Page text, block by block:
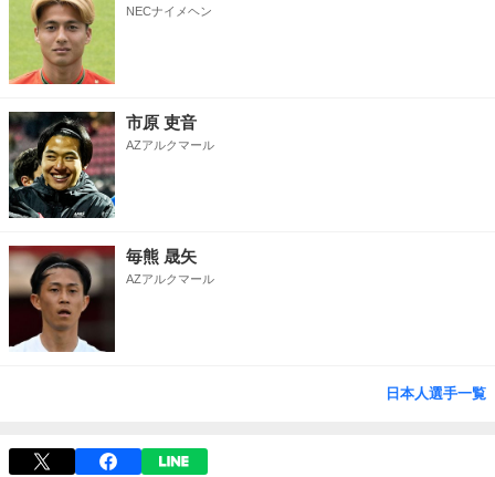
NECナイメヘン
市原 吏音
AZアルクマール
毎熊 晟矢
AZアルクマール
日本人選手一覧